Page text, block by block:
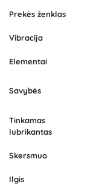
Prekės ženklas
Vibracija
Elementai
Savybės
Tinkamas
lubrikantas
Skersmuo
Ilgis